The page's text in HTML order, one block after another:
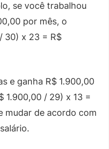
se você trabalhou
por mês, o
30) x 23 = R$
e ganha R$ 1.900,00
1.900,00 / 29) x 13 =
mudar de acordo com